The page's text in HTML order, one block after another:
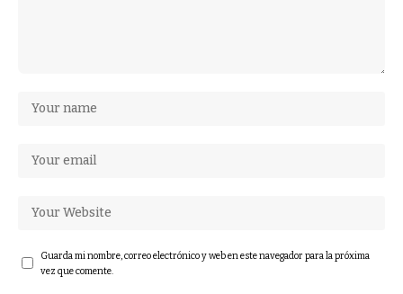
Guarda mi nombre, correo electrónico y web en este navegador para la próxima
vez que comente.